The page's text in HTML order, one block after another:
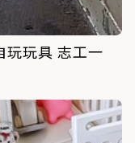
玩玩具 志工一